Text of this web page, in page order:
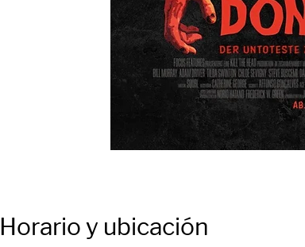
Horario y ubicación